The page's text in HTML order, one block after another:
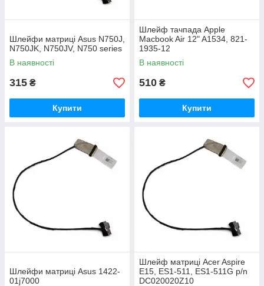
Шлейфи матриці Asus N750J,
N750JK, N750JV, N750 series
В наявності
315 ₴
Купити
Шлейф тачпада Apple
Macbook Air 12" A1534, 821-
1935-12
В наявності
510 ₴
Купити
Шлейфи матриці Asus 1422-
01j7000
Шлейф матриці Acer Aspire
E15, ES1-511, ES1-511G p/n
DC020020Z10